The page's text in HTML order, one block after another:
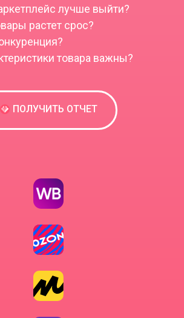
лучше выйти?
растет срос?
товара важны?
ПОЛУЧИТЬ ОТЧЕТ